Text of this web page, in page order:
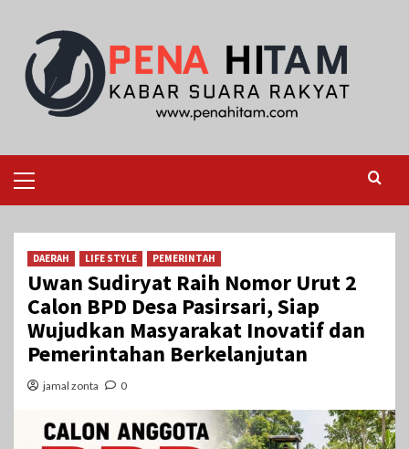
content
Menu
DAERAH LIFE STYLE PEMERINTAH
Uwan Sudiryat Raih Nomor Urut 2
Calon BPD Desa Pasirsari, Siap
Wujudkan Masyarakat Inovatif dan
Pemerintahan Berkelanjutan
jamal zonta 0